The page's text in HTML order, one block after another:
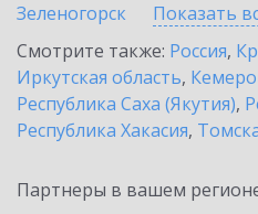
Зеленогорск
Показать
Смотрите также: Россия,
Иркутская область,
Республика Саха (Якутия),
Республика Хакасия,
Партнеры в вашем